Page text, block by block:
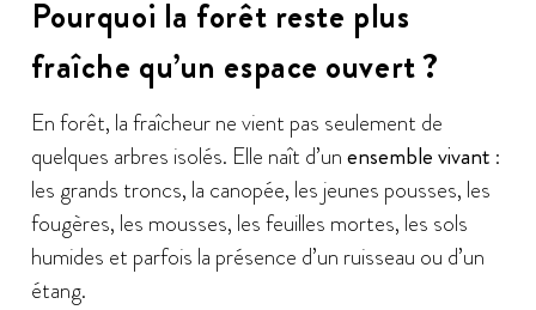
Pourquoi la forêt reste plus
fraîche qu’un espace ouvert ?
En forêt, la fraîcheur ne vient pas seulement de
quelques arbres isolés. Elle naît d’unensemble vivant:
les grands troncs, la canopée, les jeunes pousses, les
fougères, les mousses, les feuilles mortes, les sols
humides et parfois la présence d’un ruisseau ou d’un
étang.